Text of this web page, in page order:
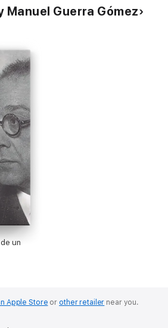
XIII) y conocer la masonería.
principios y criterios masónicos,
World Order (NWO), el «Nuevo Orden
la oportunidad y necesidad de un libro
el tercer centenario de su existencia
Manuel Guerra Gómez
un
Apple Store or other retailer near you.